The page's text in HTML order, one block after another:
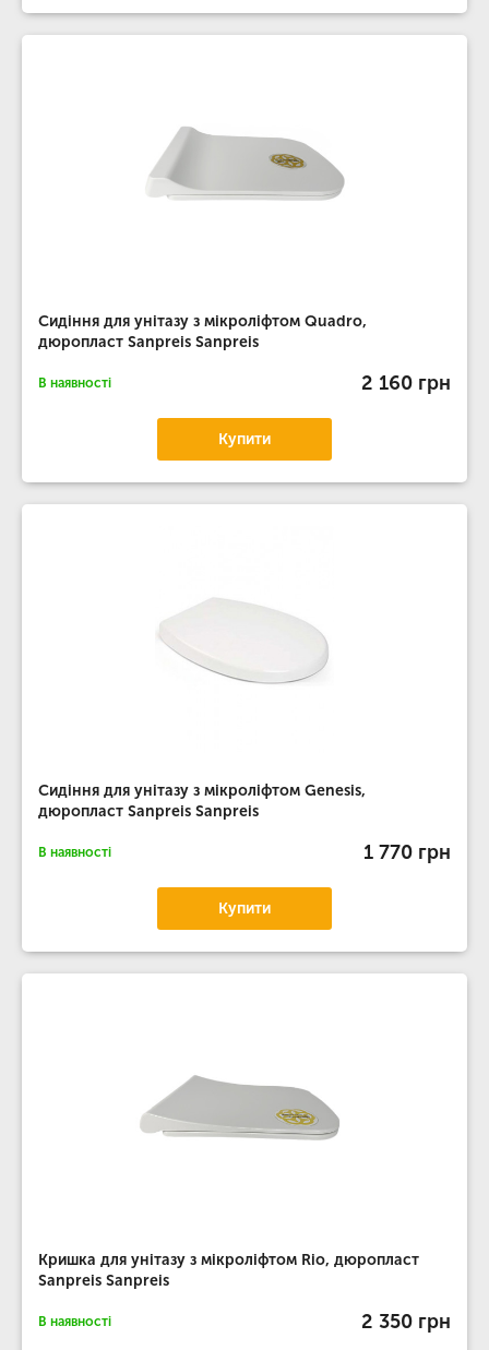
Сидіння для унітазу з мікроліфтом Quadro,
дюропласт Sanpreis Sanpreis
В наявності 2 160 грн
Купити
Сидіння для унітазу з мікроліфтом Genesis,
дюропласт Sanpreis Sanpreis
В наявності 1 770 грн
Купити
Кришка для унітазу з мікроліфтом Rio, дюропласт
Sanpreis Sanpreis
В наявності 2 350 грн